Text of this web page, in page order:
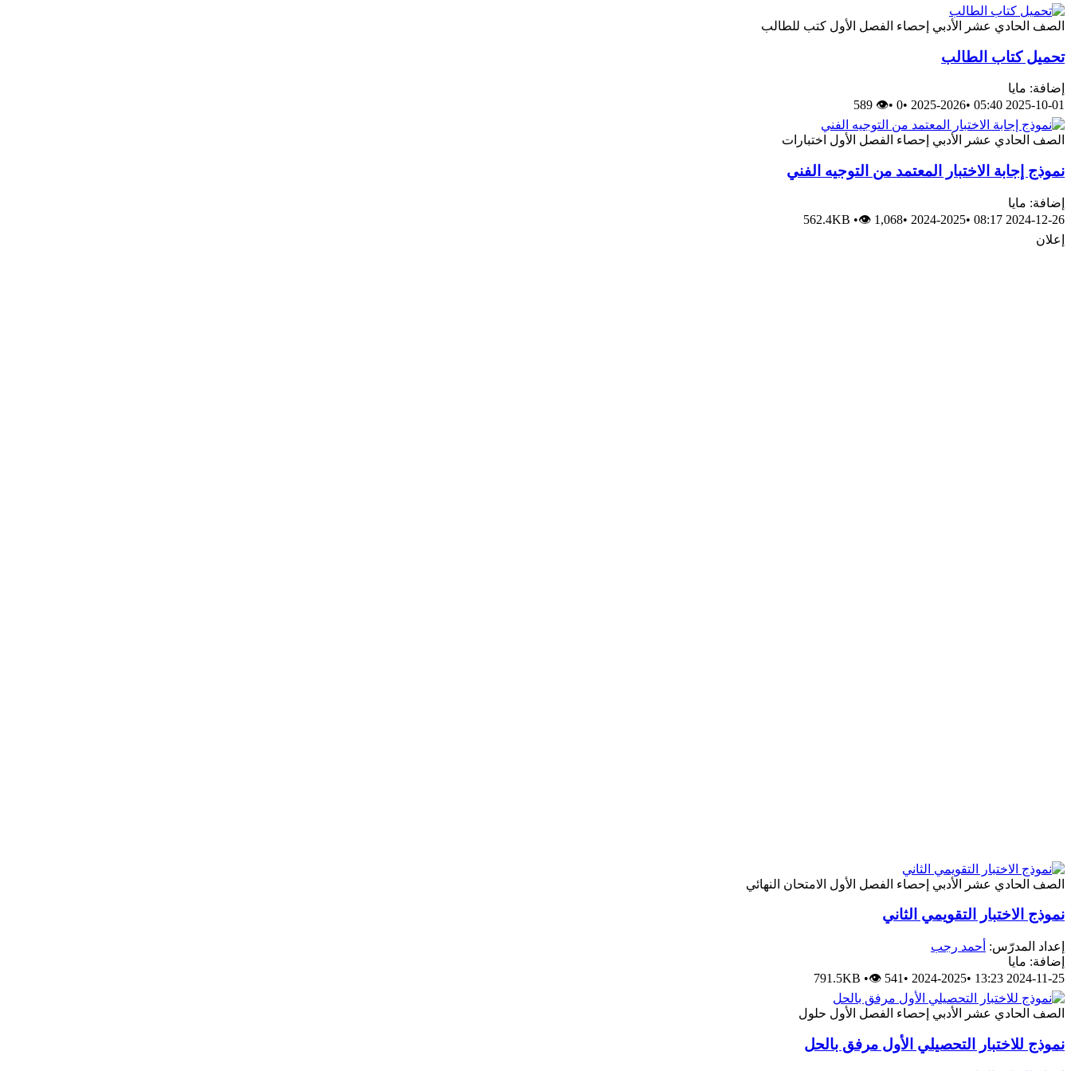
الصف الحادي عشر الأدبي إحصاء الفصل الأول كتب للطالب
تحميل كتاب الطالب
إضافة: مايا
2025-10-01 05:40
•
2025-2026
•
0
•
👁 589
الصف الحادي عشر الأدبي إحصاء الفصل الأول اختبارات
نموذج إجابة الاختبار المعتمد من التوجيه الفني
إضافة: مايا
2024-12-26 08:17
•
2024-2025
•
562.4KB •👁 1,068
إعلان
الصف الحادي عشر الأدبي إحصاء الفصل الأول الامتحان النهائي
نموذج الاختبار التقويمي الثاني
إعداد المدرّس: أحمد رجب
إضافة: مايا
2024-11-25 13:23
•
2024-2025
•
791.5KB •👁 541
الصف الحادي عشر الأدبي إحصاء الفصل الأول حلول
نموذج للاختبار التحصيلي الأول مرفق بالحل